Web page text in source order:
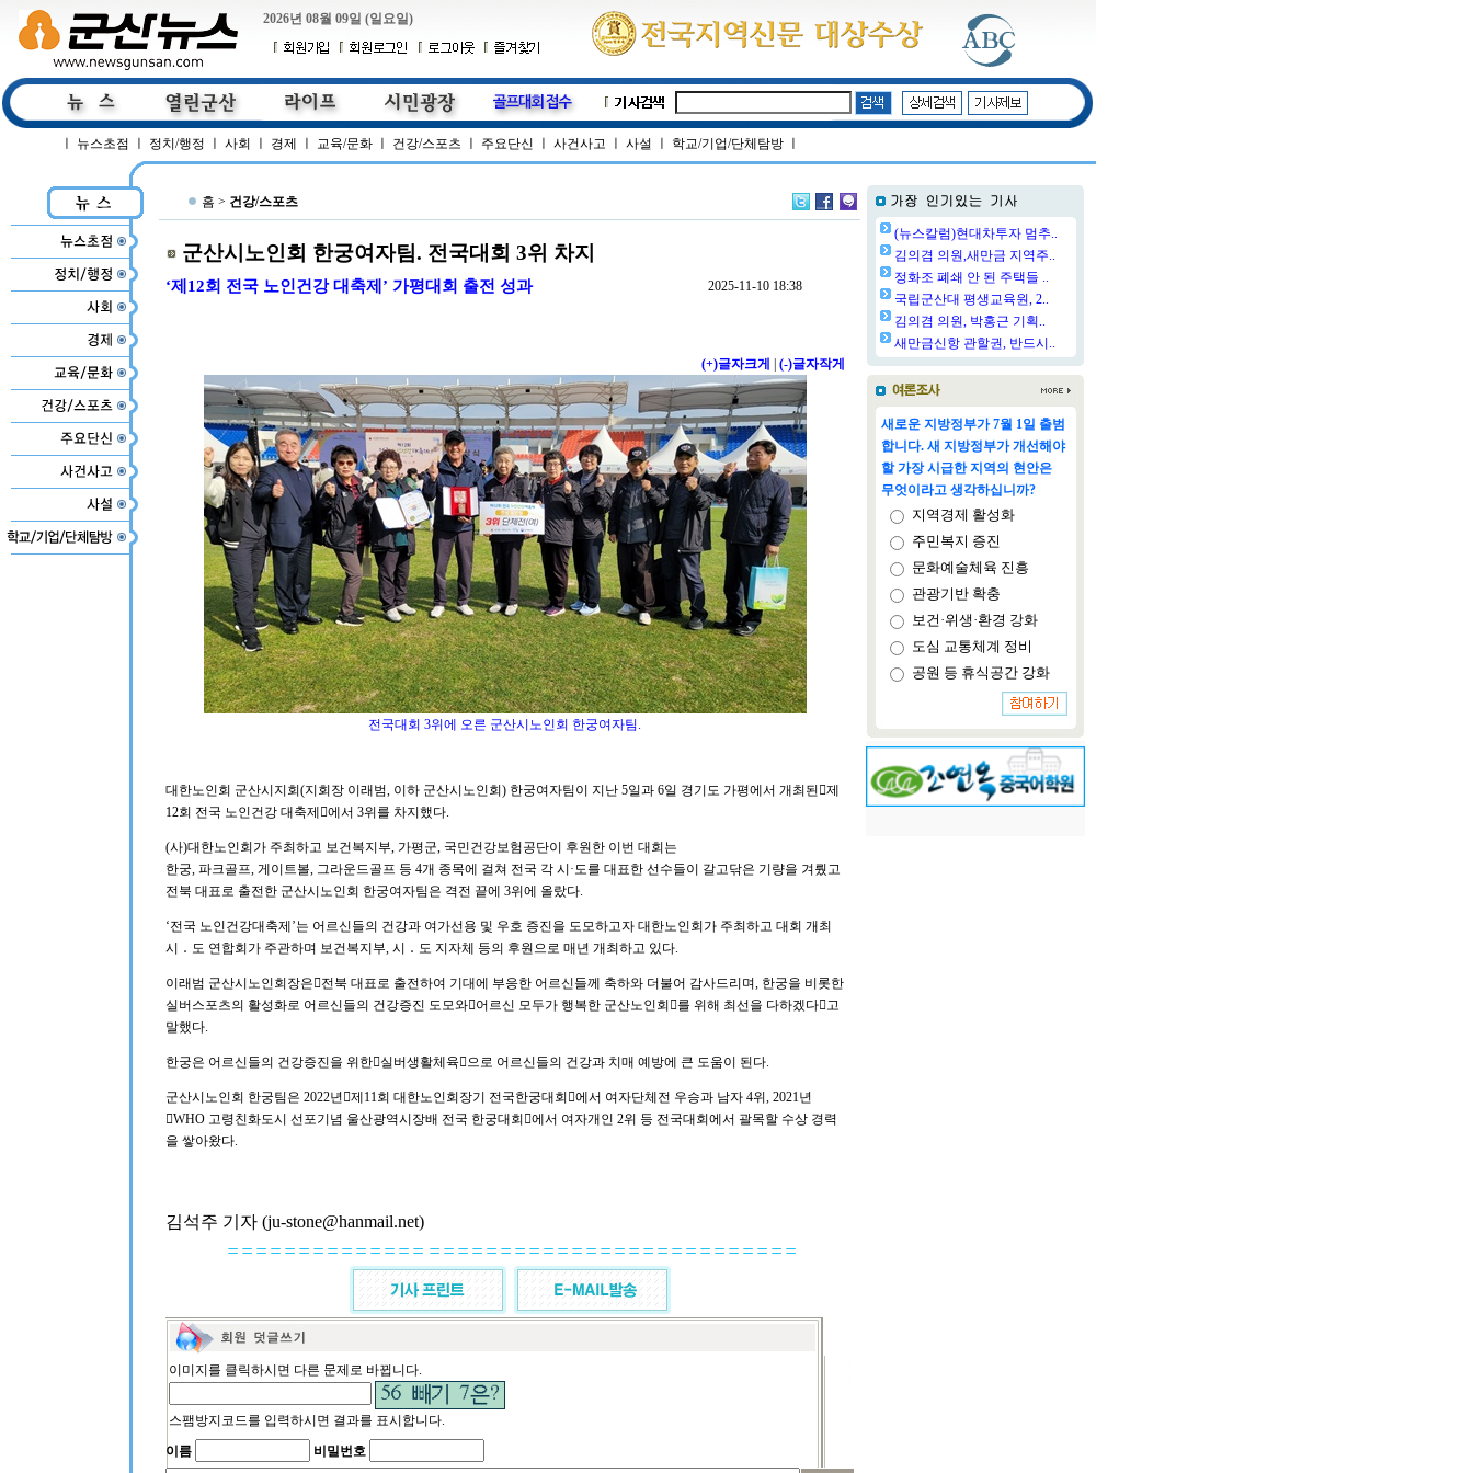
2026년 08월 09일 (일요일)
뉴스초점 정치/행정 사회 경제 교육/문화 건강/스포츠 주요단신 사건사고 사설 학교/기업/단체탐방
홈 > 건강/스포츠
군산시노인회 한궁여자팀. 전국대회 3위 차지
‘제12회 전국 노인건강 대축제’ 가평대회 출전 성과 2025-11-10 18:38
(+)글자크게 (-)글자작게
전국대회 3위에 오른 군산시노인회 한궁여자팀.
대한노인회 군산시지회(지회장 이래범, 이하 군산시노인회) 한궁여자팀이 지난 5일과 6일 경기도 가평에서 개최된󰡐제
12회 전국 노인건강 대축제󰡑에서 3위를 차지했다.
(사)대한노인회가 주최하고 보건복지부, 가평군, 국민건강보험공단이 후원한 이번 대회는
한궁, 파크골프, 게이트볼, 그라운드골프 등 4개 종목에 걸쳐 전국 각 시·도를 대표한 선수들이 갈고닦은 기량을 겨뤘고
전북 대표로 출전한 군산시노인회 한궁여자팀은 격전 끝에 3위에 올랐다.
‘전국 노인건강대축제’는 어르신들의 건강과 여가선용 및 우호 증진을 도모하고자 대한노인회가 주최하고 대회 개최
시 ․ 도 연합회가 주관하며 보건복지부, 시 ․ 도 지자체 등의 후원으로 매년 개최하고 있다.
이래범 군산시노인회장은󰡒전북 대표로 출전하여 기대에 부응한 어르신들께 축하와 더불어 감사드리며, 한궁을 비롯한
실버스포츠의 활성화로 어르신들의 건강증진 도모와󰡐어르신 모두가 행복한 군산노인회󰡑를 위해 최선을 다하겠다󰡓고
말했다.
한궁은 어르신들의 건강증진을 위한󰡐실버생활체육󰡑으로 어르신들의 건강과 치매 예방에 큰 도움이 된다.
군산시노인회 한궁팀은 2022년󰡐제11회 대한노인회장기 전국한궁대회󰡑에서 여자단체전 우승과 남자 4위, 2021년
󰡐WHO 고령친화도시 선포기념 울산광역시장배 전국 한궁대회󰡑에서 여자개인 2위 등 전국대회에서 괄목할 수상 경력
을 쌓아왔다.
김석주 기자 (ju-stone@hanmail.net)
이미지를 클릭하시면 다른 문제로 바뀝니다.
스팸방지코드를 입력하시면 결과를 표시합니다.
이름
비밀번호
(뉴스칼럼)현대차투자 멈추..
김의겸 의원,새만금 지역주..
정화조 폐쇄 안 된 주택들 ..
국립군산대 평생교육원, 2..
김의겸 의원, 박홍근 기획..
새만금신항 관할권, 반드시..
새로운 지방정부가 7월 1일 출범
합니다. 새 지방정부가 개선해야
할 가장 시급한 지역의 현안은
무엇이라고 생각하십니까?
지역경제 활성화
주민복지 증진
문화예술체육 진흥
관광기반 확충
보건·위생·환경 강화
도심 교통체계 정비
공원 등 휴식공간 강화